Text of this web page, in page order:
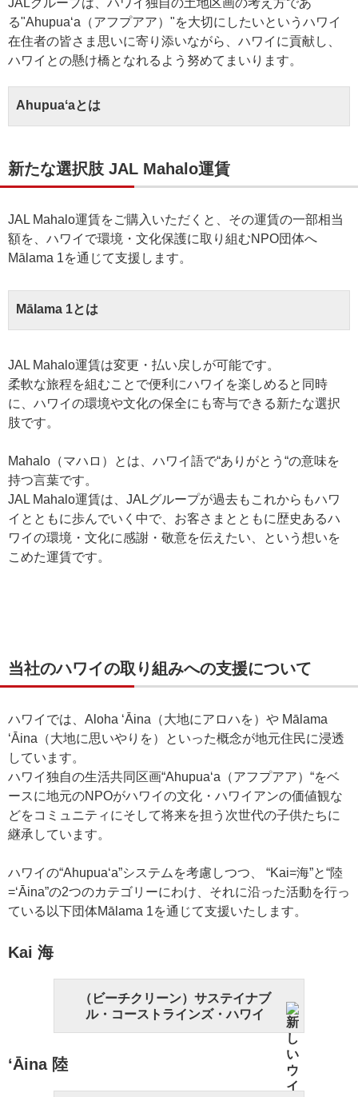
る"Ahupuaʻa（アフプアア）"を大切にしたいというハワイ
在住者の皆さま思いに寄り添いながら、ハワイに貢献し、
ハワイとの懸け橋となれるよう努めてまいります。
Ahupuaʻaとは
新たな選択肢 JAL Mahalo運賃
JAL Mahalo運賃をご購入いただくと、その運賃の一部相当
額を、ハワイで環境・文化保護に取り組むNPO団体へ
Mālama 1を通じて支援します。
Mālama 1とは
JAL Mahalo運賃は変更・払い戻しが可能です。
柔軟な旅程を組むことで便利にハワイを楽しめると同時
に、ハワイの環境や文化の保全にも寄与できる新たな選択
肢です。
Mahalo（マハロ）とは、ハワイ語で“ありがとう“の意味を
持つ言葉です。
JAL Mahalo運賃は、JALグループが過去もこれからもハワ
イとともに歩んでいく中で、お客さまとともに歴史あるハ
ワイの環境・文化に感謝・敬意を伝えたい、という想いを
こめた運賃です。
当社のハワイの取り組みへの支援について
ハワイでは、Aloha ʻĀina（⼤地にアロハを）や Mālama
ʻĀina（⼤地に思いやりを）といった概念が地元住⺠に浸透
しています。
ハワイ独⾃の⽣活共同区画“Ahupuaʻa（アフプアア）“をベ
ースに地元のNPOがハワイの⽂化・ハワイアンの価値観な
どをコミュニティにそして将来を担う次世代の⼦供たちに
継承しています。
ハワイの“Ahupuaʻa”システムを考慮しつつ、 “Kai=海”と“陸
=ʻĀina”の2つのカテゴリーにわけ、それに沿った活動を⾏っ
ている以下団体Mālama 1を通じて支援いたします。
Kai 海
（ビーチクリーン）サステイナブ
ル・コーストラインズ・ハワイ
ʻĀina 陸